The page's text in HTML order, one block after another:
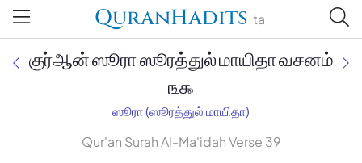
QuranHadits ta
Jan Trust Foundation
குர்ஆன் ஸூரா ஸூரத்துல் மாயிதா வசனம்
௩௯
ஸூரா (ஸூரத்துல் மாயிதா)
Qur'an Surah Al-Ma'idah Verse 39